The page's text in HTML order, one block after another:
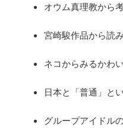
オウム真理教から
宮崎駿作品から読
ネコからみるかわ
日本と「普通」と
グループアイドル